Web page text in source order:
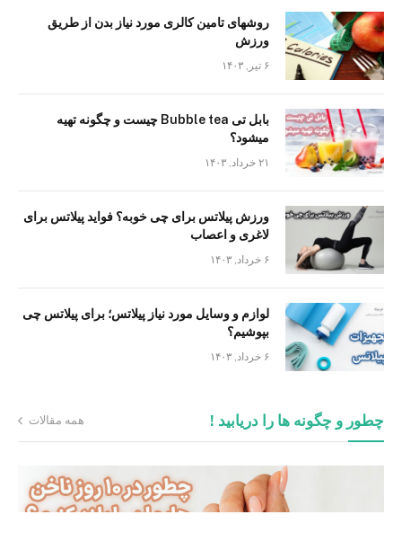
روشهای تامین کالری مورد نیاز بدن از طریق
ورزش
۶ تیر, ۱۴۰۳
بابل تی Bubble tea چیست و چگونه تهیه
میشود؟
۲۱ خرداد, ۱۴۰۳
ورزش پیلاتس برای چی خوبه؟ فواید پیلاتس برای
لاغری و اعصاب
۶ خرداد, ۱۴۰۳
لوازم و وسایل مورد نیاز پیلاتس؛ برای پیلاتس چی
بپوشیم؟
۶ خرداد, ۱۴۰۳
چطور و چگونه ها را دریابید ! همه مقالات